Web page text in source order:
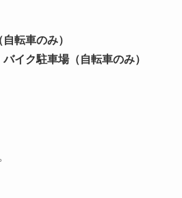
転車のみ）
イク駐車場（自転車のみ）